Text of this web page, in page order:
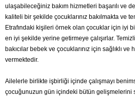
ulaşabileceğiniz bakım hizmetleri başarılı ve
kaliteli bir şekilde çocuklarınız bakılmakta ve
Etrafındaki kişileri örnek olan çocuklar için iyi
en iyi şekilde yerine getirmeye çalışırlar.
bakıcılar bebek ve çocuklarınız için sağlıklı
vermektedir.
Ailelerle birlikte işbirliği içinde çalışmayı
çocuğunuzun gün içindeki bütün gelişmelerini